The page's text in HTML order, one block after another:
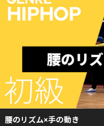
腰のリズム×手の動き